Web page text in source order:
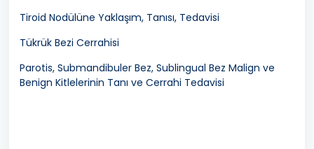
Tiroid Nodülüne Yaklaşım, Tanısı, Tedavisi
Tükrük Bezi Cerrahisi
Parotis, Submandibuler Bez, Sublingual Bez Malign ve
Benign Kitlelerinin Tanı ve Cerrahi Tedavisi